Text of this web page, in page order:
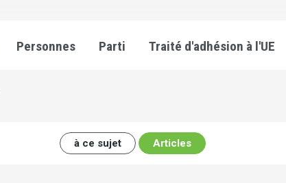
Personnes Parti Traité d'adhésion à l'UE
à ce sujet Articles